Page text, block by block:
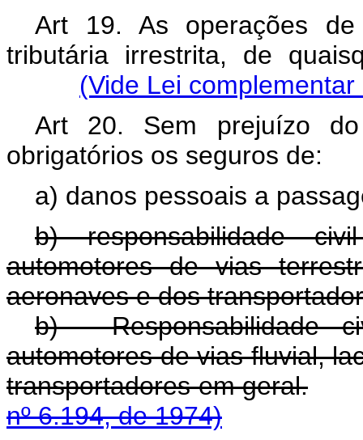
Art 19. As operações
tributária irrestrita, de
(Vide Lei
Art 20. Sem prejuízo
obrigatórios os
a) danos pessoais a
b) responsabilidade
automotores de vias
aeronaves e dos
b) - Responsabilidade
automotores de vias fluvial,
transportadores em geral.
nº 6.194, de 1974)